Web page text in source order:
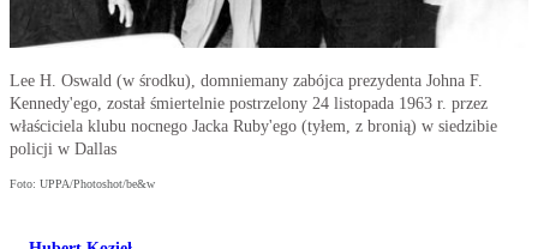
Lee H. Oswald (w środku), domniemany zabójca prezydenta Johna F.
Kennedy'ego, został śmiertelnie postrzelony 24 listopada 1963 r. przez
właściciela klubu nocnego Jacka Ruby'ego (tyłem, z bronią) w siedzibie
policji w Dallas
Foto: UPPA/Photoshot/be&w